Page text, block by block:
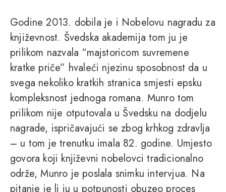
Godine 2013. dobila je i Nobelovu nagradu za
književnost. Švedska akademija tom ju je
prilikom nazvala “majstoricom suvremene
kratke priče” hvaleći njezinu sposobnost da u
svega nekoliko kratkih stranica smjesti epsku
kompleksnost jednoga romana. Munro tom
prilikom nije otputovala u Švedsku na dodjelu
nagrade, ispričavajući se zbog krhkog zdravlja
– u tom je trenutku imala 82. godine. Umjesto
govora koji književni nobelovci tradicionalno
održe, Munro je poslala snimku intervjua. Na
pitanje je li ju u potpunosti obuzeo proces